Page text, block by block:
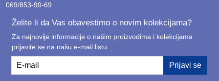
069/853-90-69
Želite li da Vas obavestimo o novim kolekcijama?
Za najnovije informacije o našim proizvodima i kolekcijama
prijavite se na našu e-mail listu.
E-mail
Prijavi se